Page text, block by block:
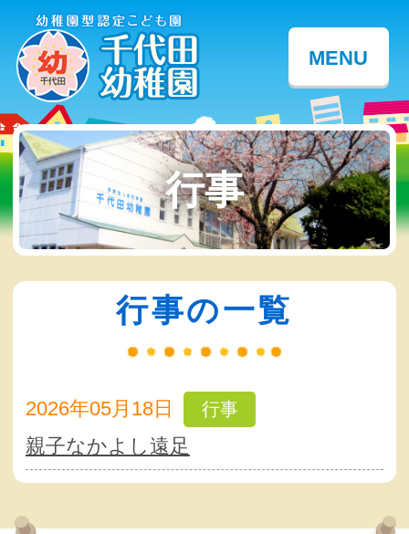
MENU
行事
行事の一覧
2026年05月18日 行事
親子なかよし遠足